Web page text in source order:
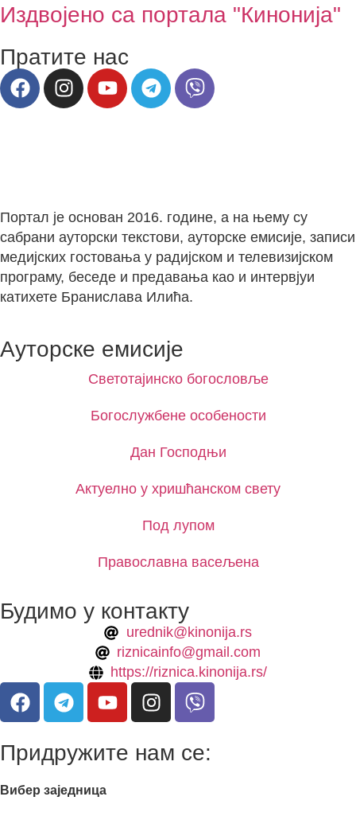
Издвојено са портала "Кинонија"
Пратите нас
Портал је основан 2016. године, а на њему су
сабрани ауторски текстови, ауторске емисије, записи
медијских гостовања у радијском и телевизијском
програму, беседе и предавања као и интервјуи
катихете Бранислава Илића.
Ауторске емисије
Светотајинско богословље
Богослужбене особености
Дан Господњи
Актуелно у хришћанском свету
Под лупом
Православна васељена
Будимо у контакту
urednik@kinonija.rs
riznicainfo@gmail.com
https://riznica.kinonija.rs/
Придружите нам се:
Вибер заједница